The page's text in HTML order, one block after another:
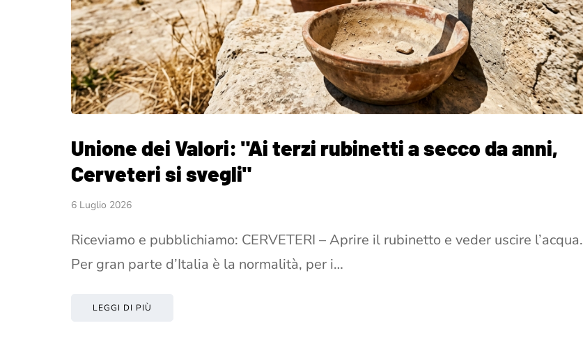
Unione dei Valori: "Ai terzi rubinetti a secco da anni,
Cerveteri si svegli"
6 Luglio 2026
Riceviamo e pubblichiamo: CERVETERI – Aprire il rubinetto e veder uscire l’acqua.
Per gran parte d’Italia è la normalità, per i…
LEGGI DI PIÙ